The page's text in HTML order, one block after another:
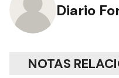
Diario
NOTAS